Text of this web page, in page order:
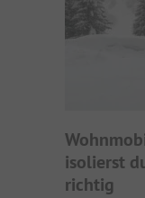
isolierst
richtig